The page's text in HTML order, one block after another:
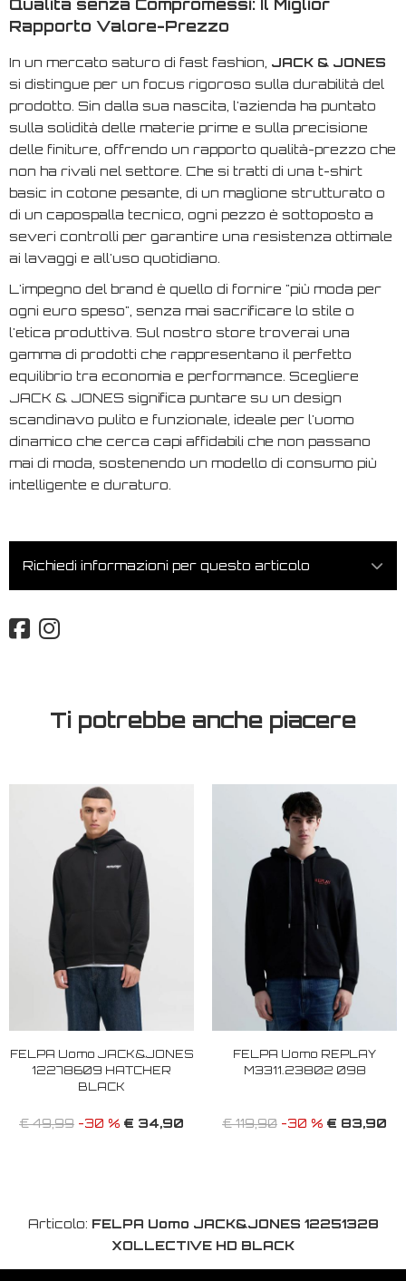
Qualità senza Compromessi: Il Miglior
Rapporto Valore-Prezzo
In un mercato saturo di fast fashion, JACK & JONES
si distingue per un focus rigoroso sulla durabilità del
prodotto. Sin dalla sua nascita, l'azienda ha puntato
sulla solidità delle materie prime e sulla precisione
delle finiture, offrendo un rapporto qualità-prezzo che
non ha rivali nel settore. Che si tratti di una t-shirt
basic in cotone pesante, di un maglione strutturato o
di un capospalla tecnico, ogni pezzo è sottoposto a
severi controlli per garantire una resistenza ottimale
ai lavaggi e all'uso quotidiano.
L'impegno del brand è quello di fornire "più moda per
ogni euro speso", senza mai sacrificare lo stile o
l'etica produttiva. Sul nostro store troverai una
gamma di prodotti che rappresentano il perfetto
equilibrio tra economia e performance. Scegliere
JACK & JONES significa puntare su un design
scandinavo pulito e funzionale, ideale per l'uomo
dinamico che cerca capi affidabili che non passano
mai di moda, sostenendo un modello di consumo più
intelligente e duraturo.
Richiedi informazioni per questo articolo
Ti potrebbe anche piacere
FELPA Uomo JACK&JONES
12278609 HATCHER
BLACK
€ 49,99 -30 % € 34,90
FELPA Uomo REPLAY
M3311.23802 098
€ 119,90 -30 % € 83,90
Articolo: FELPA Uomo JACK&JONES 12251328
XOLLECTIVE HD BLACK